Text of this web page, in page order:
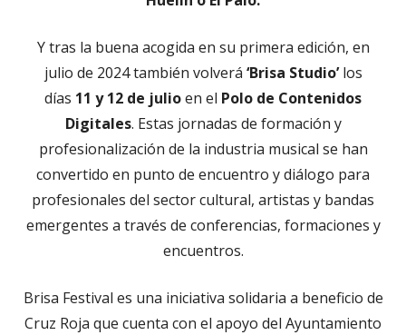
Y tras la buena acogida en su primera edición, en
julio de 2024 también volverá ‘Brisa Studio’los
días 11 y 12 de julioen el Polo de Contenidos
Digitales. Estas jornadas de formación y
profesionalización de la industria musical se han
convertido en punto de encuentro y diálogo para
profesionales del sector cultural, artistas y bandas
emergentes a través de conferencias, formaciones y
encuentros.
Brisa Festival es una iniciativa solidaria a beneficio de
Cruz Roja que cuenta con el apoyo del Ayuntamiento